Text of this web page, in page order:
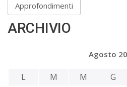
Approfondimenti
ARCHIVIO
Agosto
L M M G